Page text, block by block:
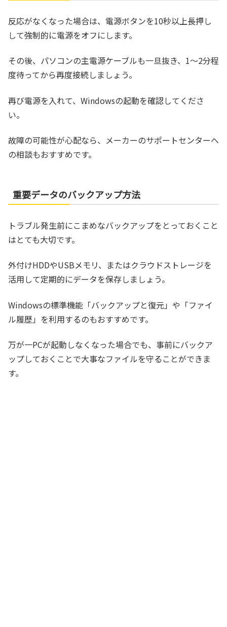
反応がなくなった場合は、電源ボタンを10秒以上長押し
して強制的に電源をオフにします。
その後、パソコンの主電源ケーブルも一旦抜き、1～2分程
度待ってから再度接続しましょう。
再び電源を入れて、Windowsの起動を確認してくださ
い。
故障の可能性が心配なら、メーカーのサポートセンターへ
の相談もおすすめです。
重要データのバックアップ方法
トラブル発生前にこまめなバックアップをとっておくこと
はとても大切です。
外付けHDDやUSBメモリ、またはクラウドストレージを
活用して定期的にデータを保存しましょう。
Windowsの標準機能「バックアップと復元」や「ファイ
ル履歴」を利用するのもおすすめです。
万が一PCが起動しなくなった場合でも、事前にバックア
ップしておくことで大事なファイルを守ることができま
す。